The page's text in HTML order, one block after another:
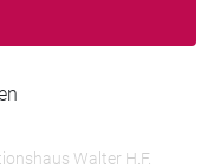
Walter H.F.